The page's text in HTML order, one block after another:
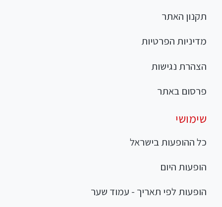
תקנון האתר
מדיניות הפרטיות
הצהרת נגישות
פרסום באתר
שימושי
כל ההופעות בישראל
הופעות היום
הופעות לפי תאריך - עמוד שער